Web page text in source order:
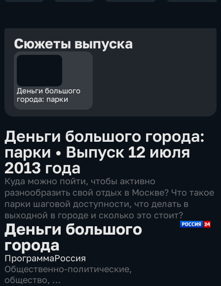
Сюжеты выпуска
Деньги большого
города: парки
Деньги большого города:
парки • Выпуск 12 июля
2013 года
Куда можно пойти, чтобы активно
разнообразить свой отдых в Москве? Что такое
парки шаговой доступности, что делать в
выходной в городе и сколько это стоит?
Деньги большого
города
ПрограммаРоссия
Общественно-политические,
общество,